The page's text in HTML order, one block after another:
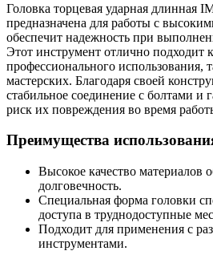
Головка торцевая ударная длинная
предназначена для работы с
обеспечит надежность при
Этот инструмент отлично подходит
профессионального использования,
мастерских. Благодаря своей
стабильное соединение с болтами и
риск их повреждения во время
Преимущества
Высокое качество материалов
долговечность.
Специальная форма головки
доступа в труднодоступные
Подходит для применения с
инструментами.